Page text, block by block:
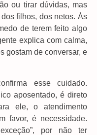
ou tirar dúvidas, mas
filhos, dos netos. Às
de terem feito algo
explica com calma,
gostam de conversar, e
esse cuidado.
aposentado, é direto
ele, o atendimento
favor, é necessidade.
por não ter